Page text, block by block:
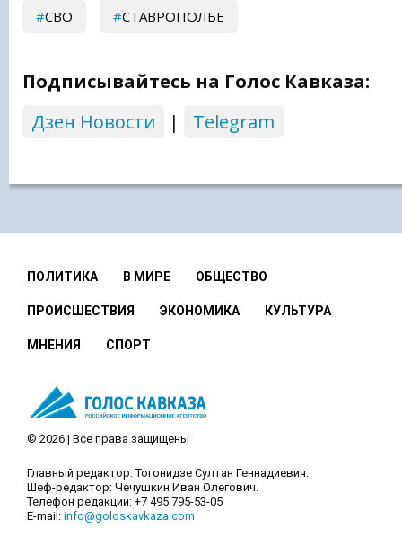
СВО СТАВРОПОЛЬЕ
Подписывайтесь на Голос Кавказа:
Дзен Новости
| Telegram
ПОЛИТИКА В МИРЕ ОБЩЕСТВО
ПРОИСШЕСТВИЯ ЭКОНОМИКА КУЛЬТУРА
МНЕНИЯ СПОРТ
© 2026 | Все права защищены
Главный редактор: Тогонидзе Султан Геннадиевич.
Шеф-редактор: Чечушкин Иван Олегович.
Телефон редакции: +7 495 795-53-05
E-mail: info@goloskavkaza.com